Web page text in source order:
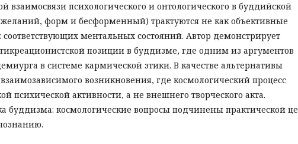
психологического и онтологического в буддийской
форм и бесформенный) трактуются не как объективные
ментальных состояний. Автор демонстрирует
позиции в буддизме, где одним из аргументов
в системе кармической этики. В качестве альтернативы
возникновения, где космологический процесс
психической активности, а не внешнего творческого акта.
буддизма: космологические вопросы подчинены практической